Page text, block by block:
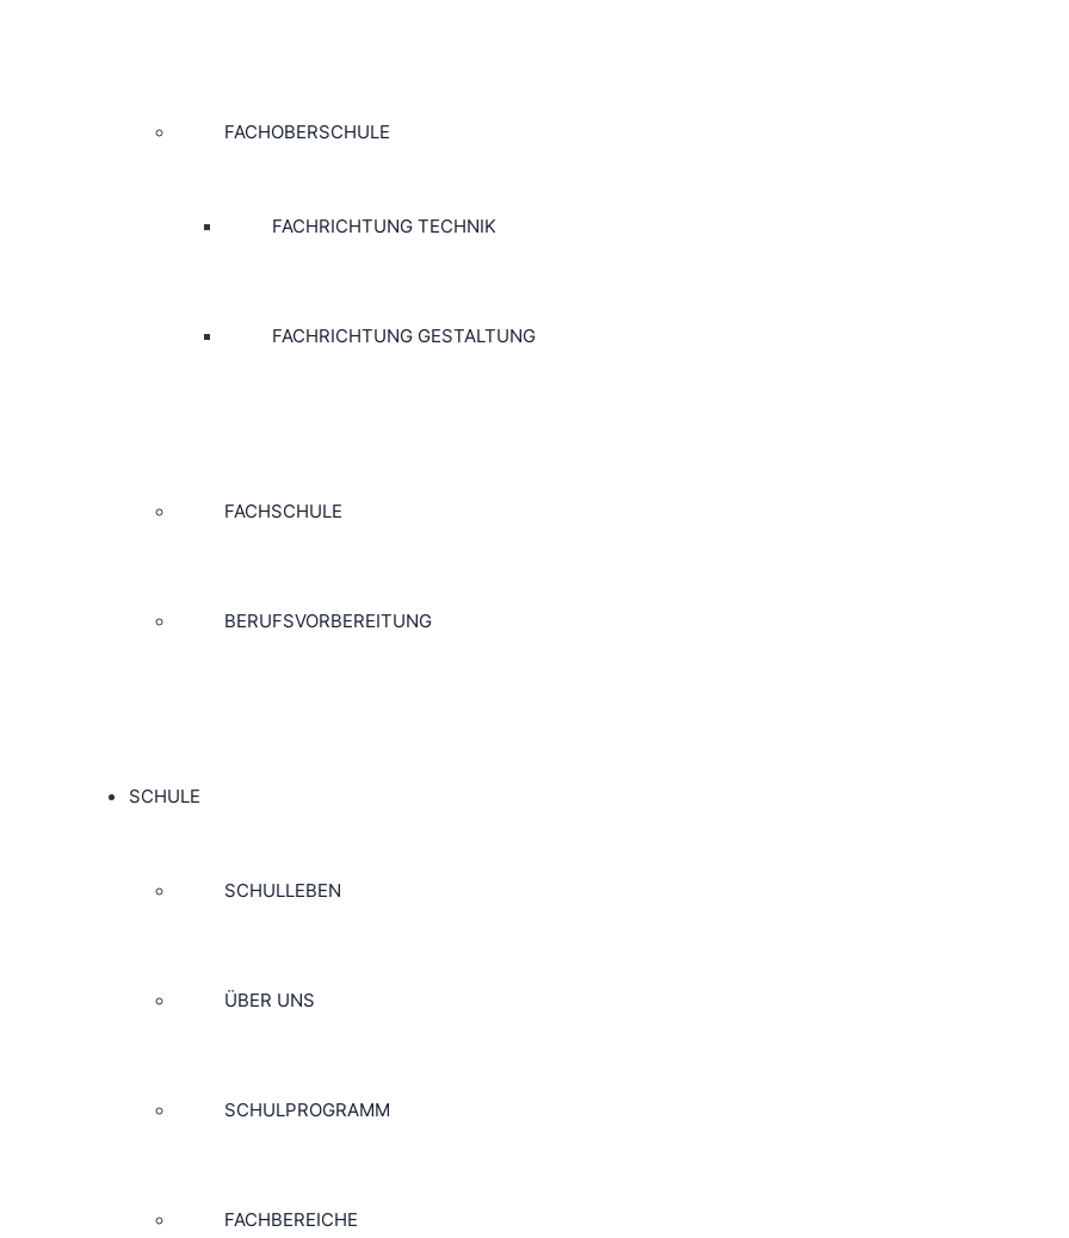
FACHOBERSCHULE
FACHRICHTUNG TECHNIK
FACHRICHTUNG GESTALTUNG
FACHSCHULE
BERUFSVORBEREITUNG
SCHULE
SCHULLEBEN
ÜBER UNS
SCHULPROGRAMM
FACHBEREICHE